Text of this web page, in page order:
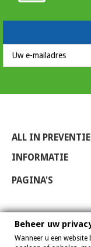
ALL IN PREVENTIE
INFORMATIE
PAGINA'S
Beheer uw
Wanneer u een